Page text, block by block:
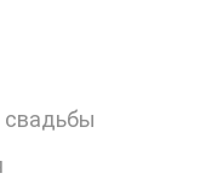
свадьбы